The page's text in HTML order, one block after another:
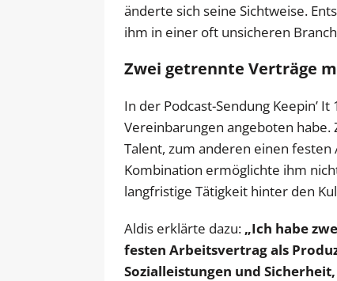
änderte sich seine Sichtweise.
ihm in einer oft unsicheren
Zwei getrennte Verträge
In der Podcast-Sendung Keepin’
Vereinbarungen angeboten
Talent, zum anderen einen
Kombination ermöglichte ihm
langfristige Tätigkeit hinter den
Aldis erklärte dazu: „Ich habe
festen Arbeitsvertrag als
Sozialleistungen und